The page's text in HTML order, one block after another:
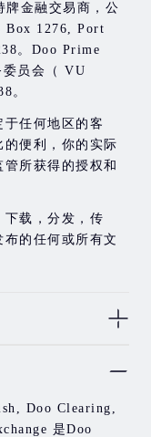
金融交易商，公
Box 1276, Port
。Doo Prime
员会（ VU
。
任何地区的客
的便利，你的实际
所获得的授权和
下载，分发，传
的任何或所有文
易涉及高风险，可
。
Doo Clearing,
是Doo